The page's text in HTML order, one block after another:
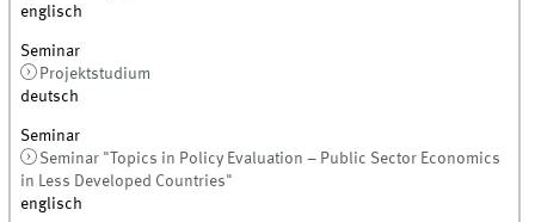
englisch
Seminar
Projektstudium
deutsch
Seminar
Seminar "Topics in Policy Evaluation – Public Sector Economics
in Less Developed Countries"
englisch